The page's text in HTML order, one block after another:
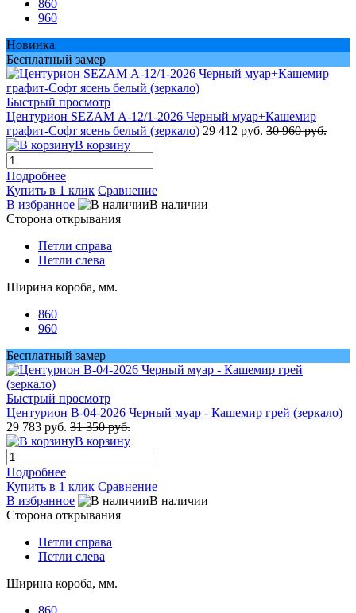
860
960
Новинка
Бесплатный замер
Быстрый просмотр
Центурион SEZAM А-12/1-2026 Черный муар+Кашемир
графит-Софт ясень белый (зеркало) 29 412 руб. 30 960 руб.
В корзину
Подробнее
Купить в 1 клик Сравнение
В избранное
В наличии
Сторона открывания
Петли справа
Петли слева
Ширина короба, мм.
860
960
Бесплатный замер
Быстрый просмотр
Центурион В-04-2026 Черный муар - Кашемир грей (зеркало)
29 783 руб. 31 350 руб.
В корзину
Подробнее
Купить в 1 клик Сравнение
В избранное
В наличии
Сторона открывания
Петли справа
Петли слева
Ширина короба, мм.
860